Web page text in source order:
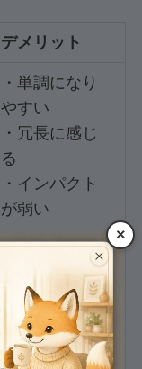
デメリット
・単調になり
やすい
・冗長に感じ
る
・インパクト
が弱い
・冷たい
・堅苦しい
・高圧的に感
じる
×